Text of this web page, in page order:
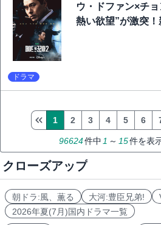
ウ・ドファン×チ
熱い欲望”が激突
ドラマ
96624件中 1 ～ 15件を表
1 2 3 4 5 6
クローズアップ
朝ドラ:風、薫る 大河:豊臣兄弟!
2026年夏(7月)国内ドラマ一覧